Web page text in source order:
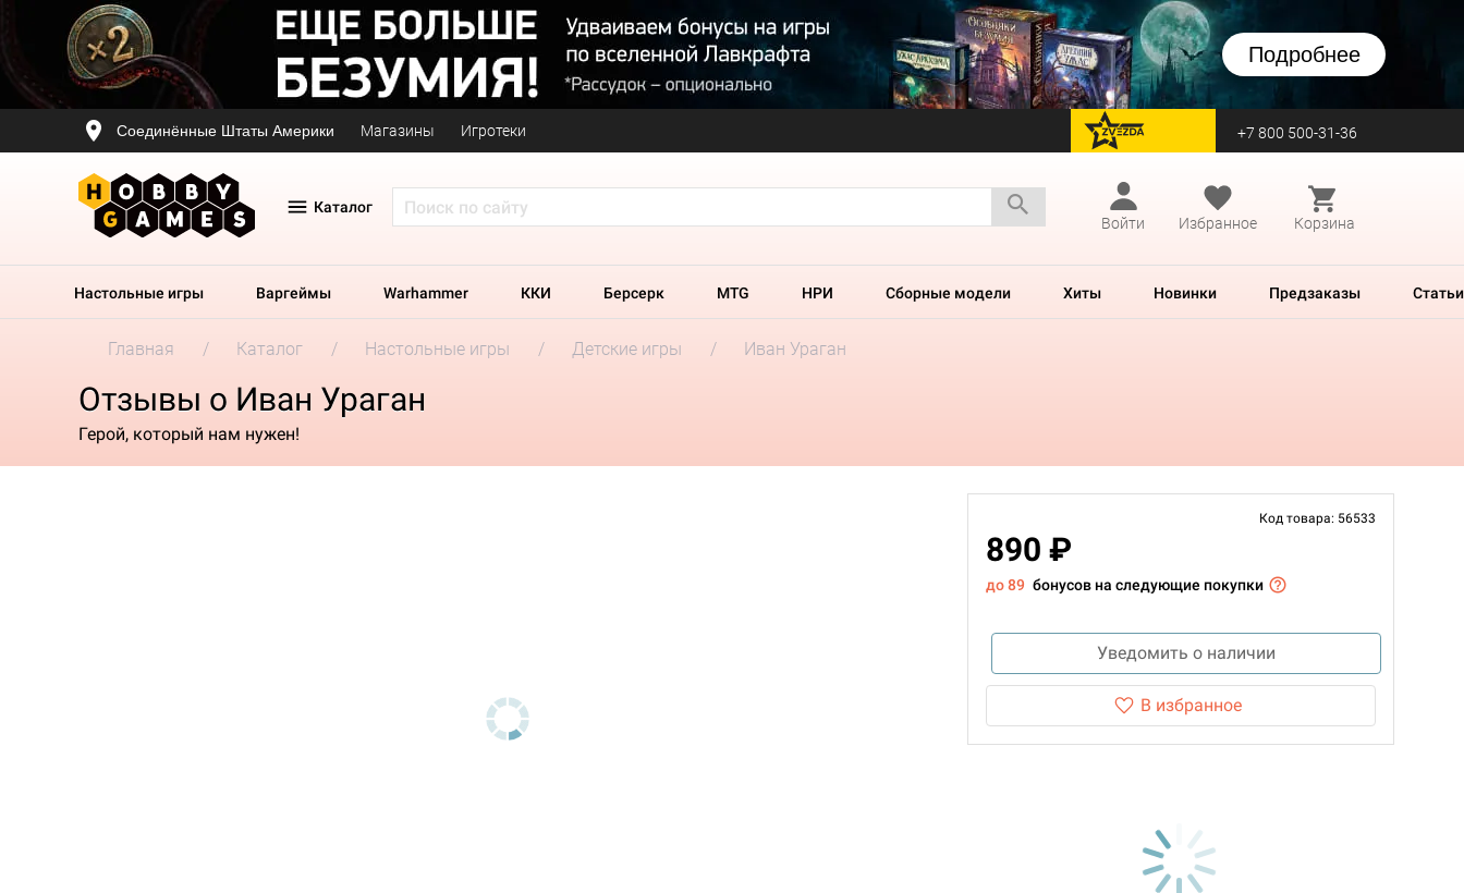
Подробнее
Соединённые Штаты Америки Магазины Игротеки перейти на Zvezda +7 800 500-31-36
Каталог
Войти
Избранное Корзина
Настольные игры Варгеймы Warhammer ККИ Берсерк MTG НРИ Сборные модели Хиты Новинки Предзаказы Статьи
Главная Каталог Настольные игры Детские игры Иван Ураган
Отзывы о Иван Ураган
Герой, который нам нужен!
Код товара: 56533
890 ₽
до 89 бонусов на следующие покупки
Уведомить о наличии
В избранное